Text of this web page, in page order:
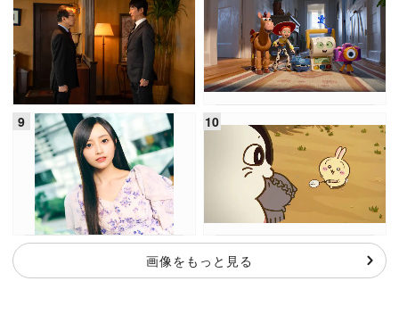
画像をもっと見る